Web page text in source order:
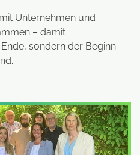
Unternehmen und
– damit
sondern der Beginn